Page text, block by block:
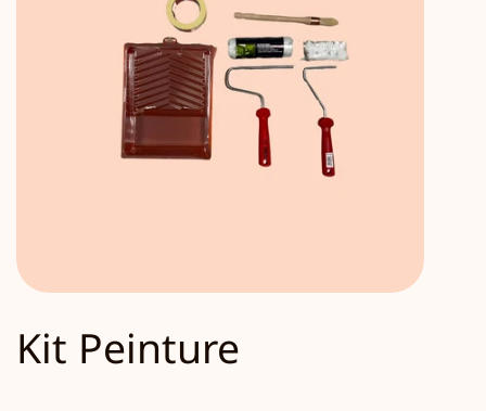
Kit Peinture